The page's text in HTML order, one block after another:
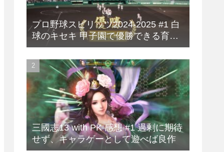
プロ野球スピリッツ2024-2025 #1 白
球のキセキ 甲子園で優勝できる育成
方法
三國志13 with PK 感想 #1 過剰に期待
せず、キャラゲーとして遊べば良作